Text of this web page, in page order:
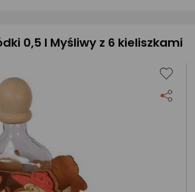
0,5 l Myśliwy z 6 kieliszkami